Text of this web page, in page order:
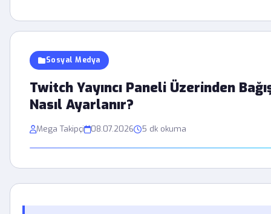
Sosyal Medya
Twitch Yayıncı Paneli Üzerinden
Nasıl Ayarlanır?
Mega Takipçi 08.07.2026 5 dk okuma